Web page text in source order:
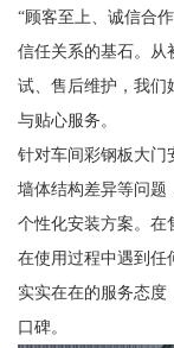
“顾客至上、诚信合
信任关系的基石。从
试、售后维护，我们
与贴心服务。
针对车间彩钢板大门
墙体结构差异等问题
个性化安装方案。在
在使用过程中遇到任
实实在在的服务态
口碑。